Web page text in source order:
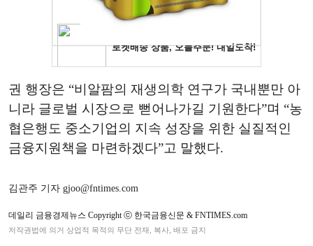
권 행장은 “비알팜의 재생의학 연구가 국내뿐만 아
니라 글로벌 시장으로 뻗어나가길 기원한다”며 “농
협은행도 중소기업의 지속 성장을 위한 실질적인
금융지원책을 마련하겠다”고 말했다.
김관주 기자 gjoo@fntimes.com
데일리 금융경제뉴스 Copyright ⓒ 한국금융신문 & FNTIMES.com
저작권법에 의거 상업적 목적의 무단 전재, 복사, 배포 금지